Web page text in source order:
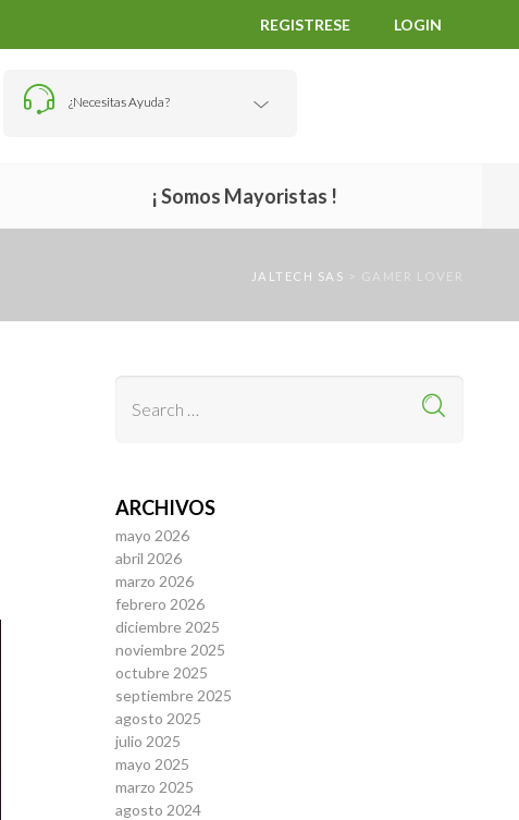
REGISTRESE LOGIN
¿Necesitas Ayuda?
¡ Somos Mayoristas !
JALTECH SAS GAMER LOVER
ARCHIVOS
mayo 2026
abril 2026
marzo 2026
febrero 2026
diciembre 2025
noviembre 2025
octubre 2025
septiembre 2025
agosto 2025
julio 2025
mayo 2025
marzo 2025
agosto 2024